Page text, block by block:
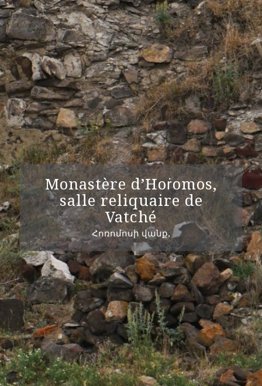
Monastère d’Hoṙomos,
salle reliquaire de
Vatché
Հոռոմոսի վանք,